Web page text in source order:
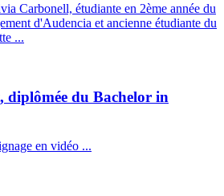
Carbonell, étudiante en 2ème année du
d'Audencia et ancienne étudiante du
...
diplômée du Bachelor in
en vidéo ...